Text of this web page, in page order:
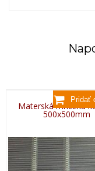
Materská mriežka
500x500mm